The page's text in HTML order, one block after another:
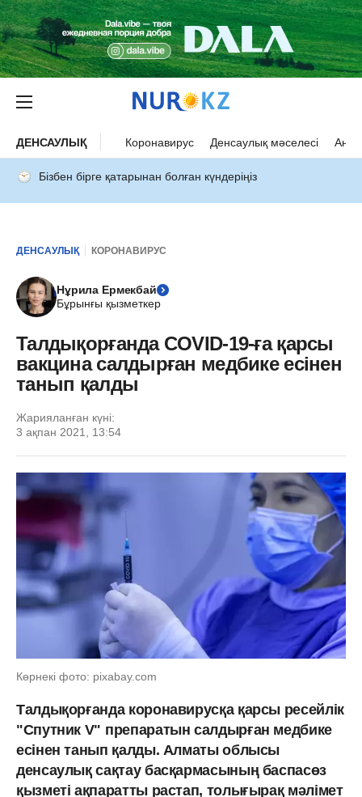
ДЕНСАУЛЫҚ Коронавирус Денсаулық мәселесі Ана
Бізбен бірге қатарынан болған күндеріңіз
ДЕНСАУЛЫҚ КОРОНАВИРУС
Нұрила Ермекбай
Бұрынғы қызметкер
Талдықорғанда COVID-19-ға қарсы
вакцина салдырған медбике есінен
танып қалды
Жарияланған күні:
3 ақпан 2021, 13:54
Көрнекі фото: pixabay.com
Талдықорғанда коронавирусқа қарсы ресейлік
"Спутник V" препаратын салдырған медбике
есінен танып қалды. Алматы облысы
денсаулық сақтау басқармасының баспасөз
қызметі ақпаратты растап, толығырақ мәлімет